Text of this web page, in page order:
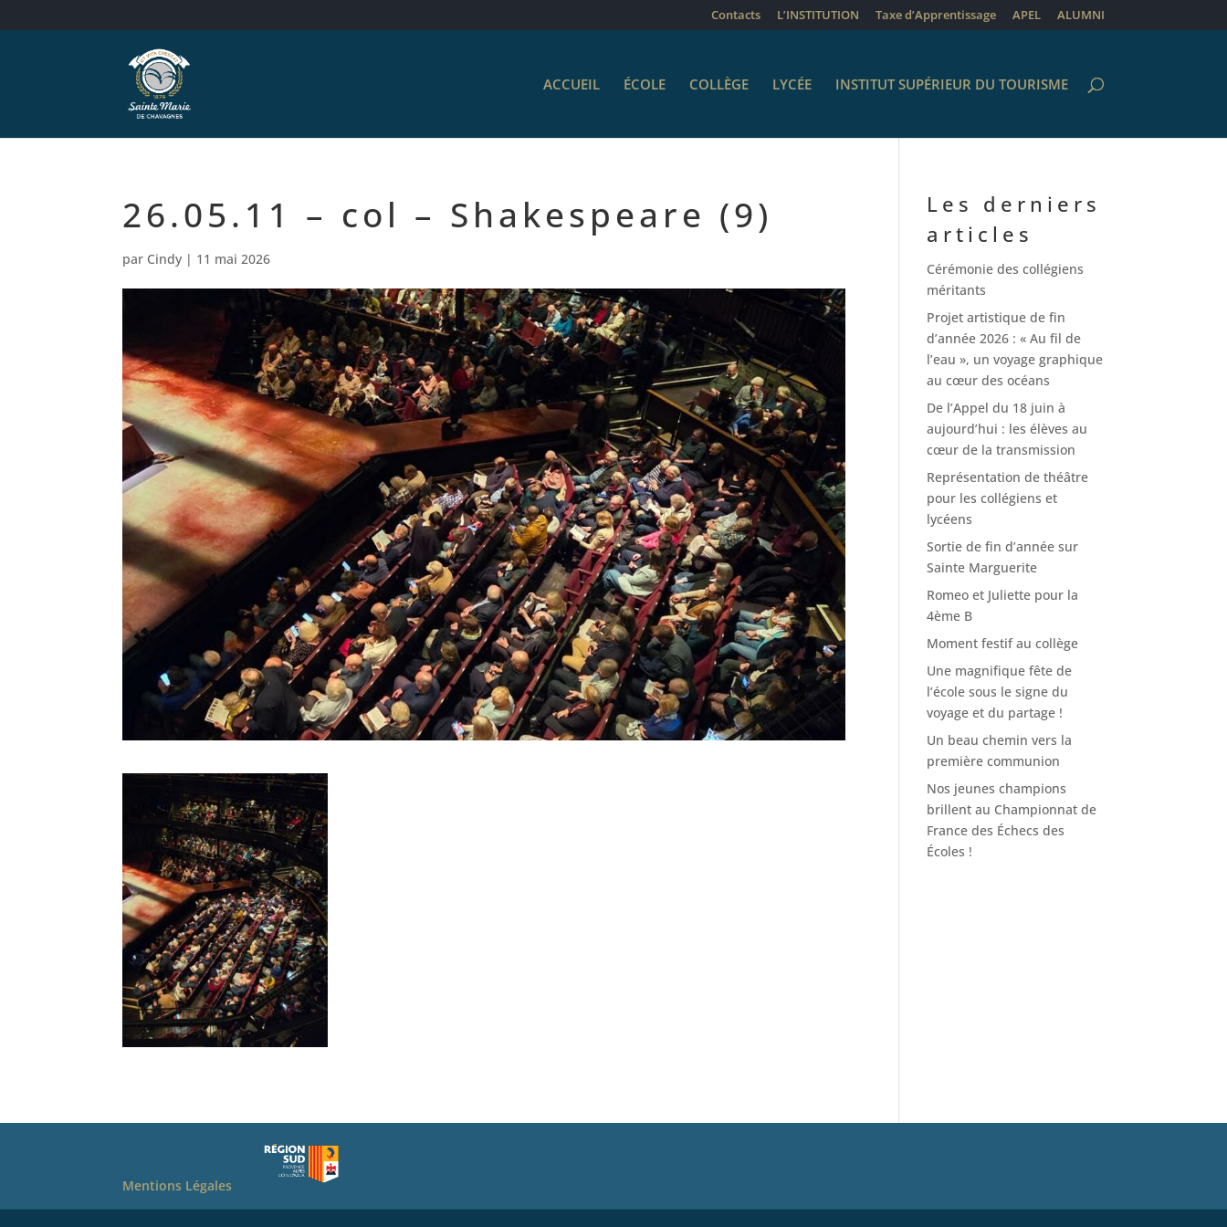
Contacts L’INSTITUTION Taxe d’Apprentissage APEL ALUMNI
ACCUEIL ÉCOLE COLLÈGE LYCÉE INSTITUT SUPÉRIEUR DU TOURISME
26.05.11 – col – Shakespeare (9)
par Cindy | 11 mai 2026
Les derniers
articles
Cérémonie des collégiens
méritants
Projet artistique de fin
d’année 2026 : « Au fil de
l’eau », un voyage graphique
au cœur des océans
De l’Appel du 18 juin à
aujourd’hui : les élèves au
cœur de la transmission
Représentation de théâtre
pour les collégiens et
lycéens
Sortie de fin d’année sur
Sainte Marguerite
Romeo et Juliette pour la
4ème B
Moment festif au collège
Une magnifique fête de
l’école sous le signe du
voyage et du partage !
Un beau chemin vers la
première communion
Nos jeunes champions
brillent au Championnat de
France des Échecs des
Écoles !
Mentions Légales